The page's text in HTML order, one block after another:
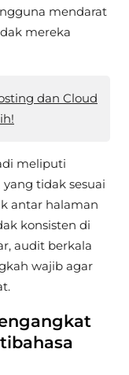
mendarat
mereka
dan Cloud
meliputi
tidak sesuai
antar halaman
konsisten di
audit berkala
wajib agar